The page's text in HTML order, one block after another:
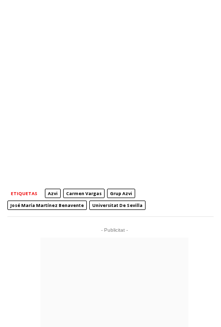
ETIQUETAS Azvi Carmen Vargas
Grup Azvi
José María Martínez Benavente
Universitat De Sevilla
- Publicitat -